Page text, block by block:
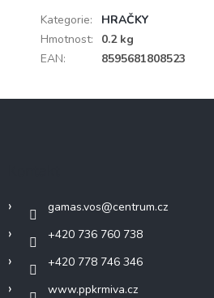
Kategorie:
HRAČKY
Hmotnost:
0.2 kg
EAN: 8595681808523
gamas.vos@centrum.cz
+420 736 760 738
+420 778 746 346
www.ppkrmiva.cz